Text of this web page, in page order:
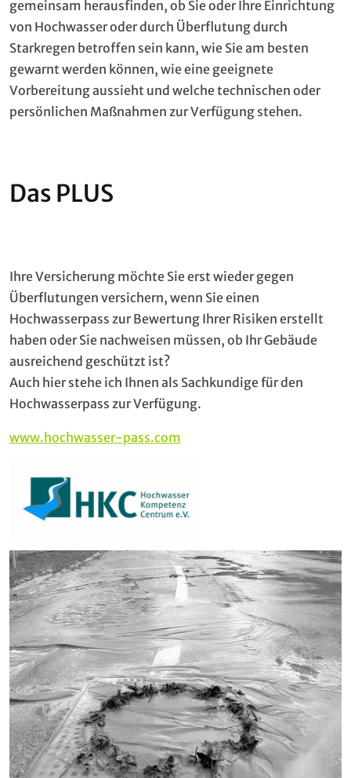
gemeinsam herausfinden, ob Sie oder Ihre Einrichtung
von Hochwasser oder durch Überflutung durch
Starkregen betroffen sein kann, wie Sie am besten
gewarnt werden können, wie eine geeignete
Vorbereitung aussieht und welche technischen oder
persönlichen Maßnahmen zur Verfügung stehen.
Das PLUS
Ihre Versicherung möchte Sie erst wieder gegen
Überflutungen versichern, wenn Sie einen
Hochwasserpass zur Bewertung Ihrer Risiken erstellt
haben oder Sie nachweisen müssen, ob Ihr Gebäude
ausreichend geschützt ist?
Auch hier stehe ich Ihnen als Sachkundige für den
Hochwasserpass zur Verfügung.
www.hochwasser-pass.com